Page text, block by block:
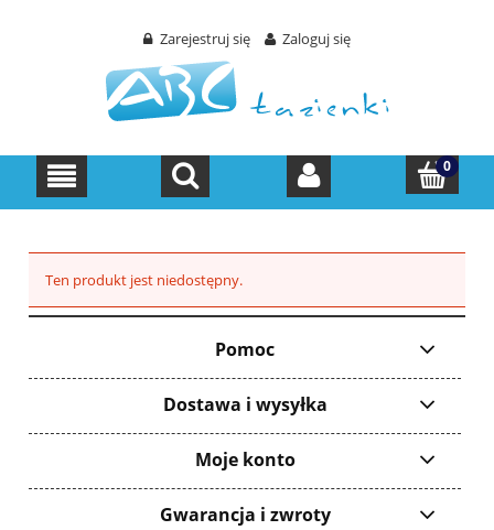
Zarejestruj się Zaloguj się
Ten produkt jest niedostępny.
Pomoc
Dostawa i wysyłka
Moje konto
Gwarancja i zwroty